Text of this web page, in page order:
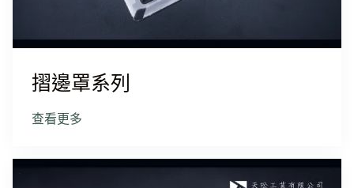
摺邊罩系列
查看更多